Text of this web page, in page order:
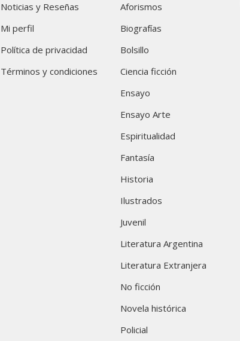
Noticias y Reseñas
Mi perfil
Política de privacidad
Términos y condiciones
Aforismos
Biografías
Bolsillo
Ciencia ficción
Ensayo
Ensayo Arte
Espiritualidad
Fantasía
Historia
Ilustrados
Juvenil
Literatura Argentina
Literatura Extranjera
No ficción
Novela histórica
Policial